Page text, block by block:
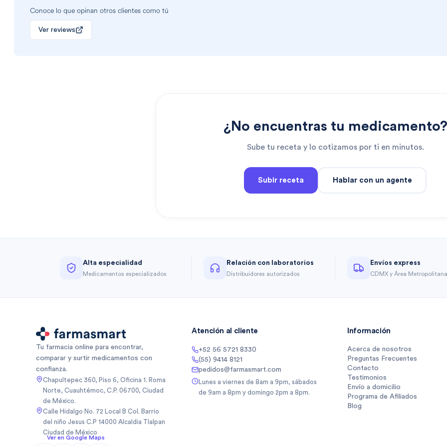
Conoce lo que opinan otros clientes como tú
Ver reviews
¿No encuentras tu medicamento?
Sube tu receta y lo cotizamos por ti en minutos.
Subir receta Hablar con un agente
Alta especialidad
Medicamentos especializados
Relación con laboratorios
Distribuidores autorizados
Envíos express
CDMX y Área Metropolitana
Tu farmacia online para encontrar,
comparar y surtir medicamentos con
confianza.
Chapultepec 360, Piso 6, Oficina 1. Roma
Norte, Cuauhtémoc, C.P. 06700, Ciudad
de México.
Calle Hidalgo No. 72 Local B Col. Barrio
del niño Jesus C.P 14000 Alcaldia Tlalpan
Ciudad de México
Ver en Google Maps
Atención al cliente
+52 56 5721 8330
(55) 9414 8121
pedidos@farmasmart.com
Lunes a viernes de 8am a 9pm, sábados
de 9am a 8pm y domingo 2pm a 8pm.
Información
Acerca de nosotros
Preguntas Frecuentes
Contacto
Testimonios
Envío a domicilio
Programa de Afiliados
Blog